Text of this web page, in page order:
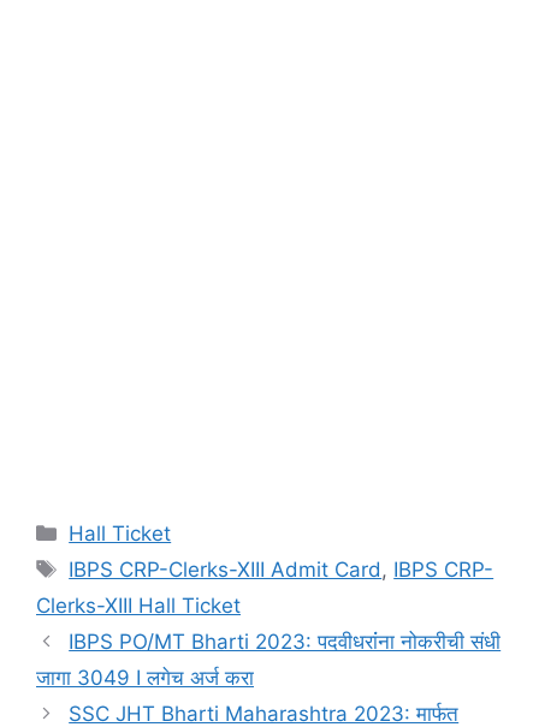
Categories
Hall Ticket
Tags
IBPS CRP-Clerks-XIII Admit Card , IBPS CRP-
Clerks-XIII Hall Ticket
IBPS PO/MT Bharti 2023: पदवीधरांंना नोकरीची संधी
जागा 3049 I लगेच अर्ज करा
SSC JHT Bharti Maharashtra 2023: मार्फत